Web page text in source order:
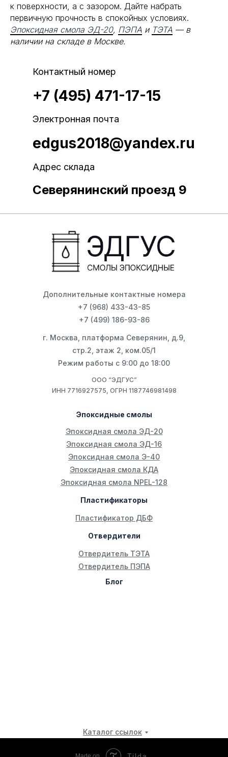
к поверхности, а с зазором. Дайте набрать
первичную прочность в спокойных условиях.
Эпоксидная смола ЭД-20, ПЭПА и ТЭТА — в
наличии на складе в Москве.
Контактный номер
+7 (495) 471-17-15
Электронная почта
edgus2018@yandex.ru
Адрес склада
Северянинский проезд 9
ООО “ЭДГУС”
ИНН 7716927575, ОГРН 1187746981498
Дополнительные контактные номера
+7 (968) 433-43-85
+7 (499) 186-93-86
Эпоксидная смола ЭД-20
Эпоксидная смола ЭД-16
Эпоксидная смола Э-40
Эпоксидная смола КДА
Эпоксидная смола NPEL-128
Каталог ссылок
Эпоксидные смолы
Пластификаторы
Отвердители
Блог
Отвердитель ТЭТА
Отвердитель ПЭПА
Пластификатор ДБФ
г. Москва, платформа Северянин, д.9,
стр.2, этаж 2, ком.05/1
Режим работы с 9:00 до 18:00